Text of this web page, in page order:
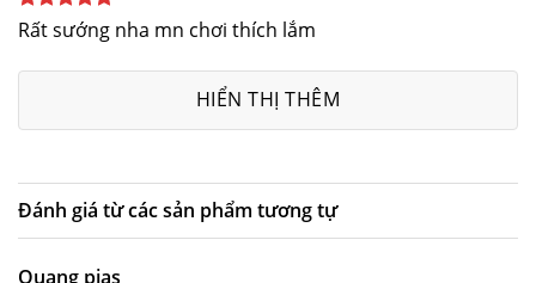
Được xếp
Rất sướng nha mn chơi thích lắm
HIỂN THỊ THÊM
Đánh giá từ các sản phẩm tương tự
Quang pias